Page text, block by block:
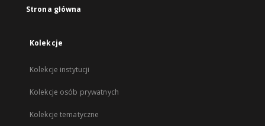
Strona główna
Kolekcje
Kolekcje instytucji
Kolekcje osób prywatnych
Kolekcje tematyczne